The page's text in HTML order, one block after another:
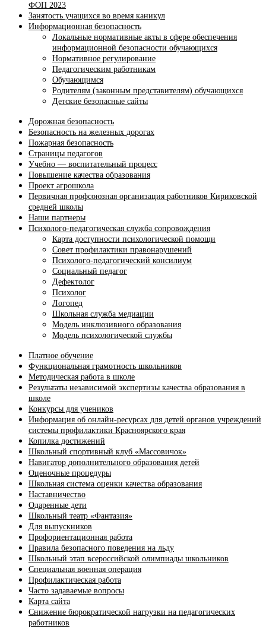
ФОП 2023
Занятость учащихся во время каникул
Информационная безопасность
Локальные нормативные акты в сфере обеспечения
информационной безопасности обучающихся
Нормативное регулирование
Педагогическим работникам
Обучающимся
Родителям (законным представителям) обучающихся
Детские безопасные сайты
Дорожная безопасность
Безопасность на железных дорогах
Пожарная безопасность
Страницы педагогов
Учебно — воспитательный процесс
Повышение качества образования
Проект агрошкола
Первичная профсоюзная организация работников Кириковской
средней школы
Наши партнеры
Психолого-педагогическая служба сопровождения
Карта доступности психологической помощи
Совет профилактики правонарушений
Психолого-педагогический консилиум
Социальный педагог
Дефектолог
Психолог
Логопед
Школьная служба медиации
Модель инклюзивного образования
Модель психологической службы
Платное обучение
Функциональная грамотность школьников
Методическая работа в школе
Результаты независимой экспертизы качества образования в
школе
Конкурсы для учеников
Информация об онлайн-ресурсах для детей органов учреждений
системы профилактики Красноярского края
Копилка достижений
Школьный спортивный клуб «Массовичок»
Навигатор дополнительного образования детей
Оценочные процедуры
Школьная система оценки качества образования
Наставничество
Одаренные дети
Школьный театр «Фантазия»
Для выпускников
Профориентационная работа
Правила безопасного поведения на льду
Школьный этап всероссийской олимпиады школьников
Специальная военная операция
Профилактическая работа
Часто задаваемые вопросы
Карта сайта
Снижение бюрократической нагрузки на педагогических
работников